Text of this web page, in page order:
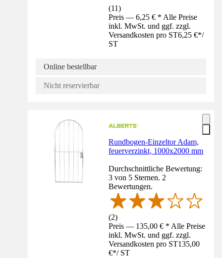
(11)
Preis — 6,25 € * Alle Preise
inkl. MwSt. und ggf. zzgl.
Versandkosten pro ST6,25 €*/
ST
Online bestellbar
Nicht reservierbar
Rundbogen-Einzeltor Adam,
feuerverzinkt, 1000x2000 mm
Durchschnittliche Bewertung:
3 von 5 Sternen. 2
Bewertungen.
(2)
Preis — 135,00 € * Alle Preise
inkl. MwSt. und ggf. zzgl.
Versandkosten pro ST135,00
€*/ ST